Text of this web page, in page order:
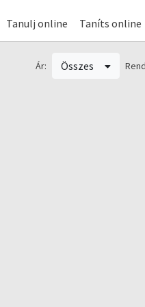
Tanulj online Taníts online
Ár: Összes